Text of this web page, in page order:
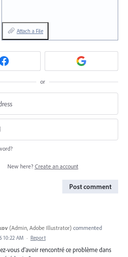
Attach a File
or
New here? Create an account
Post comment
(Admin, Adobe Illustrator) commented
10:22 AM · Report
vous d'avoir rencontré ce problème dans